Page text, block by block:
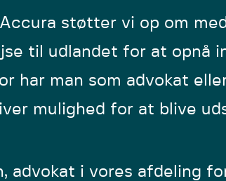
støtter vi op om
til udlandet for at opnå
har man som advokat
mulighed for at blive
advokat i vores afdeling